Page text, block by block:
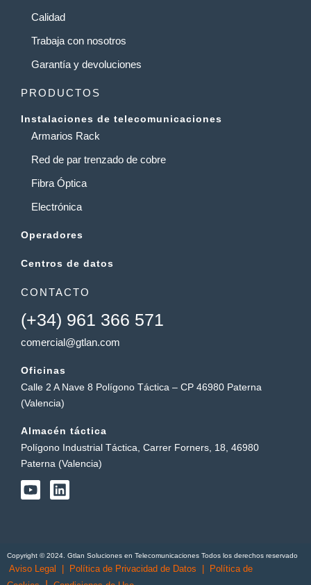
Calidad
Trabaja con nosotros
Garantía y devoluciones
PRODUCTOS
Instalaciones de telecomunicaciones
Armarios Rack
Red de par trenzado de cobre
Fibra Óptica
Electrónica
Operadores
Centros de datos
CONTACTO
(+34) 961 366 571
comercial@gtlan.com
Oficinas
Calle 2 A Nave 8 Polígono Táctica – CP 46980 Paterna
(Valencia)
Almacén táctica
Polígono Industrial Táctica, Carrer Forners, 18, 46980
Paterna (Valencia)
Y
o
e
L
i
i
n
Copyright © 2024. Gtlan Soluciones en Telecomunicaciones Todos los derechos reservado
Aviso Legal | Política de Privacidad de Datos | Política de